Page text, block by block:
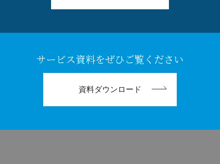
サービス資料をぜひご覧ください
資料ダウンロード